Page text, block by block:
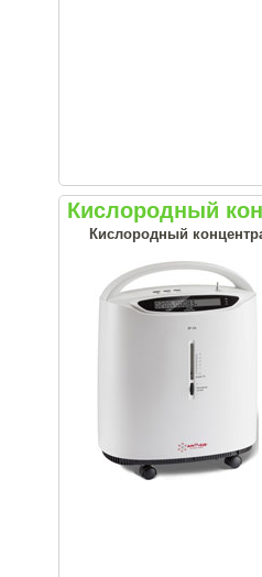
Кислородный
Кислородный